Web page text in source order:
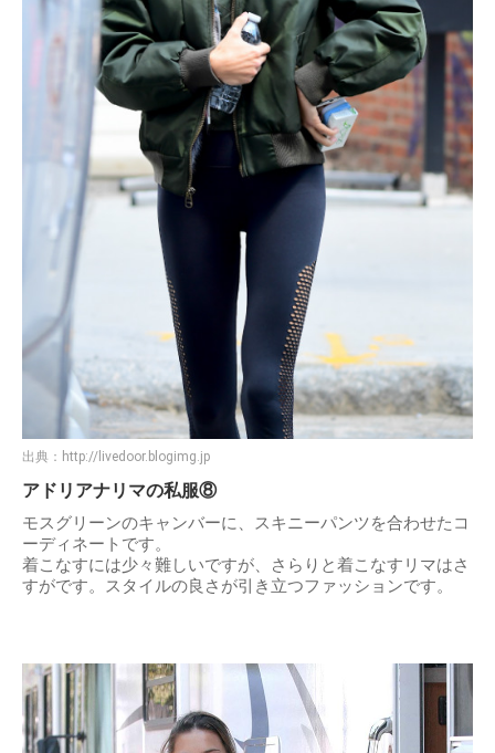
出典： http://livedoor.blogimg.jp
アドリアナリマの私服⑧
モスグリーンのキャンバーに、スキニーパンツを合わせたコ
ーディネートです。
着こなすには少々難しいですが、さらりと着こなすリマはさ
すがです。スタイルの良さが引き立つファッションです。